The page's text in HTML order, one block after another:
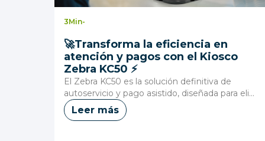
3Min-
🚀Transforma la eficiencia en
atención y pagos con el Kiosco
Zebra KC50 ⚡
El Zebra KC50 es la solución definitiva de
autoservicio y pago asistido, diseñada para eli...
Leer más